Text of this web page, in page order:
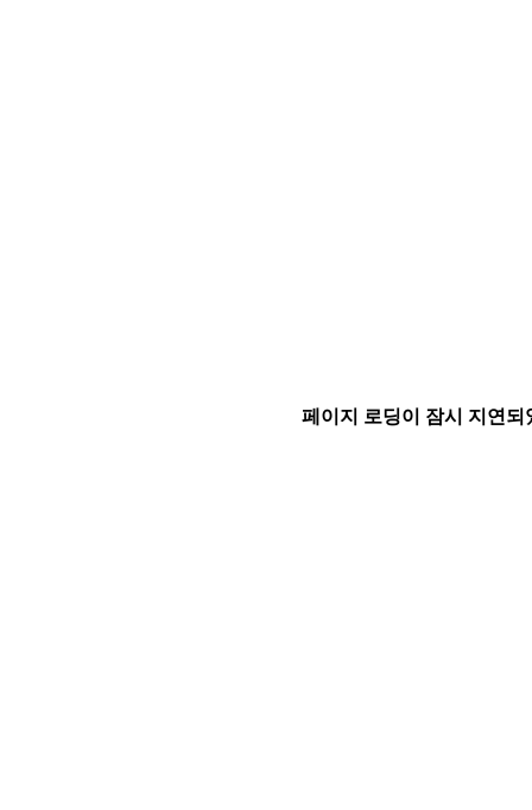
페이지 로딩이 잠시 지연